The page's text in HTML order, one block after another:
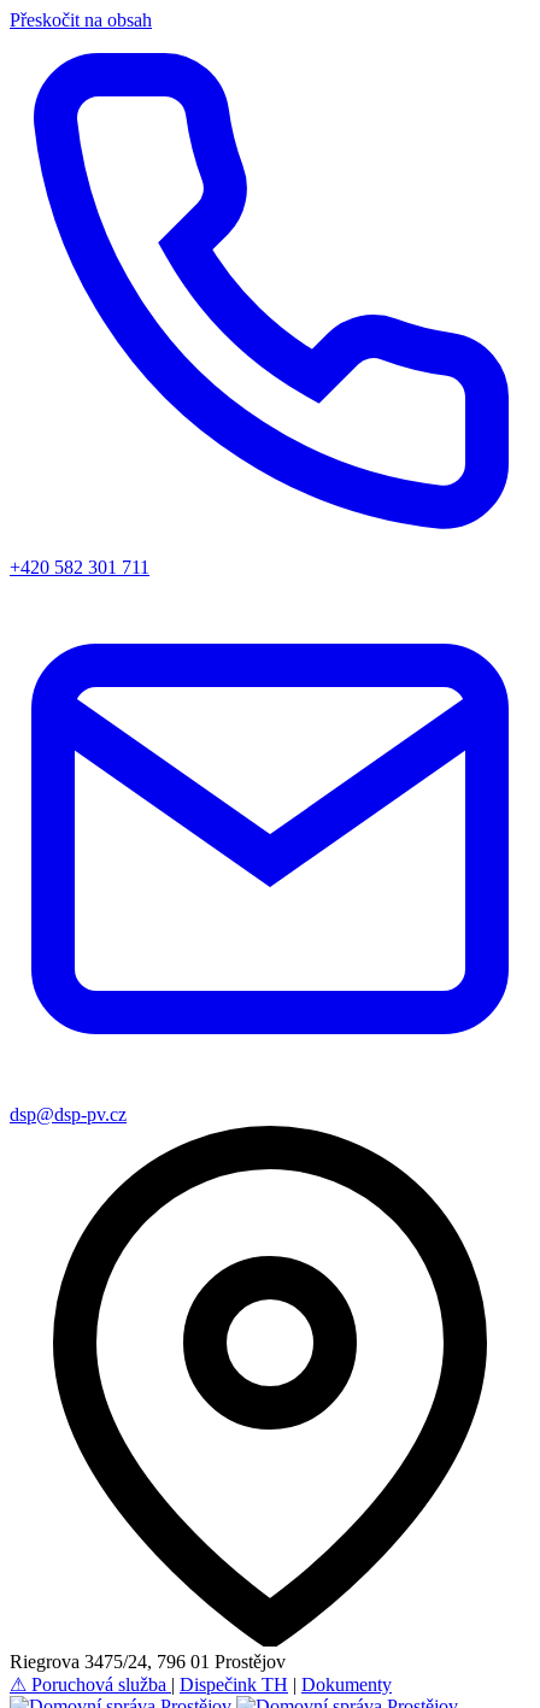
Přeskočit na obsah
+420 582 301 711
dsp@dsp-pv.cz
Riegrova 3475/24, 796 01 Prostějov
⚠ Poruchová služba | Dispečink TH | Dokumenty